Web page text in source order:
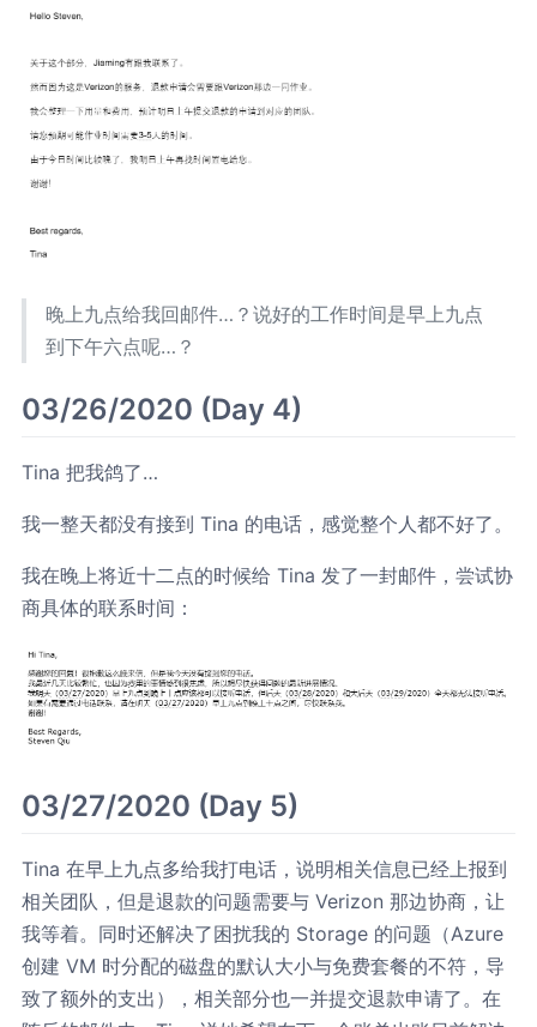
晚上九点给我回邮件…？说好的工作时间是早上九点
到下午六点呢…？
03/26/2020 (Day 4)
Tina 把我鸽了…
我一整天都没有接到 Tina 的电话，感觉整个人都不好了。
我在晚上将近十二点的时候给 Tina 发了一封邮件，尝试协
商具体的联系时间：
03/27/2020 (Day 5)
Tina 在早上九点多给我打电话，说明相关信息已经上报到
相关团队，但是退款的问题需要与 Verizon 那边协商，让
我等着。同时还解决了困扰我的 Storage 的问题（Azure
创建 VM 时分配的磁盘的默认大小与免费套餐的不符，导
致了额外的支出），相关部分也一并提交退款申请了。在